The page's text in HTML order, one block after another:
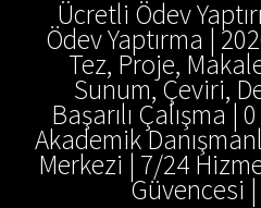
Ücretli Ödev
Ödev Yaptırma |
Tez, Proje,
Sunum, Çeviri,
Başarılı Çalışma |
Akademik
Merkezi | 7/24
Güvencesi